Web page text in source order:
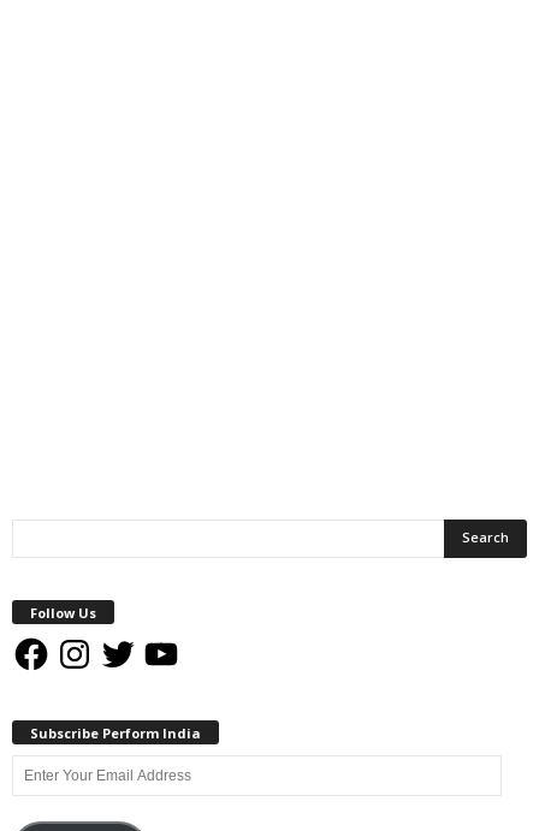
Follow Us
FacebookInstagram
Twitter YouTube
Subscribe Perform India
Enter
Your